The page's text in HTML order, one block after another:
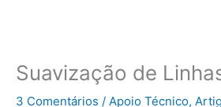
Suavização de
3 Comentários / Apoio Técnico,